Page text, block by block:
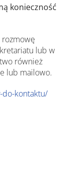
konieczność
lub w
również
lub mailowo.
kontaktu/